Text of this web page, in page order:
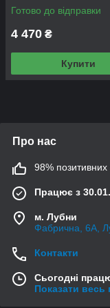
Готово до відправки
4 470 ₴
Купити
Про нас
98% позитивних
Працює з
м. Лубни
Фабрична, 6А,
Контакти
Сьогодні
Показати весь